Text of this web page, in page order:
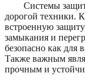
Системы
дорогой техники.
встроенную защиту
замыкания и
безопасно как для
Также важным
прочным и